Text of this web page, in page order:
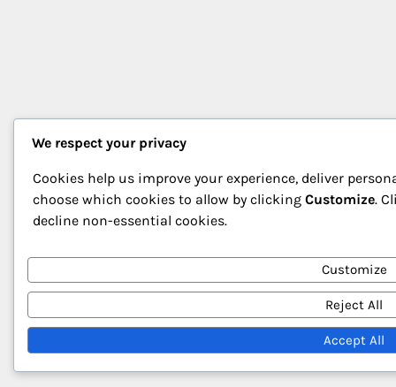
We respect your privacy
Cookies help us improve your experience, deliver
choose which cookies to allow by clicking Customize.
decline non-essential cookies.
Customize
Reject All
Accept All